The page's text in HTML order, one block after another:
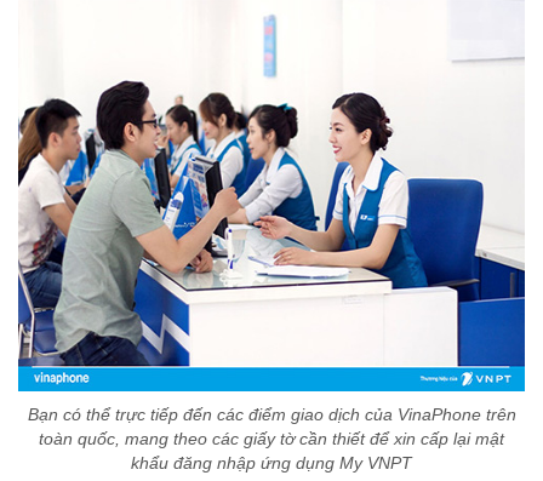
Bạn có thể trực tiếp đến các điểm giao dịch của VinaPhone trên
toàn quốc, mang theo các giấy tờ cần thiết để xin cấp lại mật
khẩu đăng nhập ứng dụng My VNPT